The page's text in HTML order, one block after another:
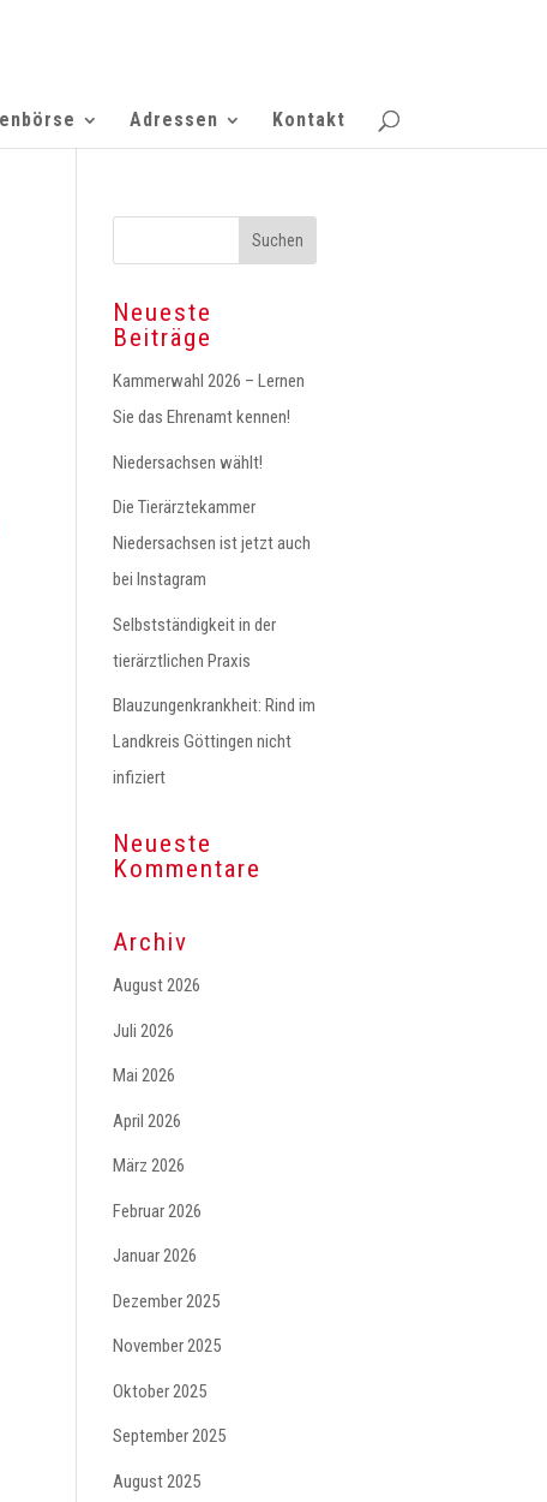
Adressen Kontakt
Neueste
Beiträge
Kammerwahl 2026 – Lernen
Sie das Ehrenamt kennen!
Niedersachsen wählt!
Die Tierärztekammer
Niedersachsen ist jetzt auch
bei Instagram
Selbstständigkeit in der
tierärztlichen Praxis
Blauzungenkrankheit: Rind im
Landkreis Göttingen nicht
infiziert
Neueste
Kommentare
Archiv
August 2026
Juli 2026
Mai 2026
April 2026
März 2026
Februar 2026
Januar 2026
Dezember 2025
November 2025
Oktober 2025
September 2025
August 2025